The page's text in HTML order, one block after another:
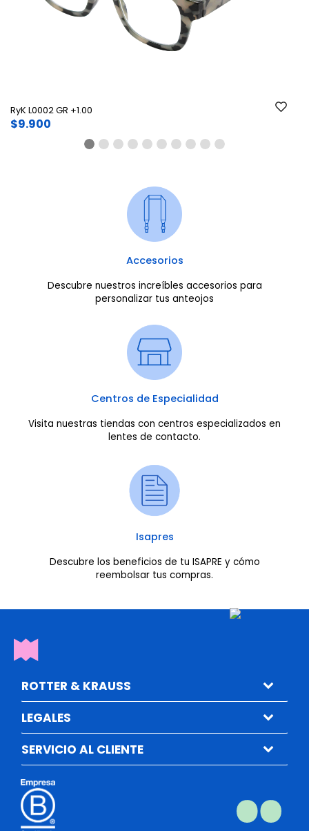
RyK L0002 GR +1.00
$9.900
Accesorios
Descubre nuestros increíbles accesorios para
personalizar tus anteojos
Centros de Especialidad
Visita nuestras tiendas con centros especializados en
lentes de contacto.
Isapres
Descubre los beneficios de tu ISAPRE y cómo
reembolsar tus compras.
ROTTER & KRAUSS
LEGALES
SERVICIO AL CLIENTE